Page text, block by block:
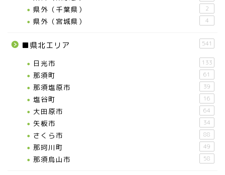
県外（千葉県） 2
県外（宮城県） 4
■県北エリア 541
日光市 133
那須町 61
那須塩原市 39
塩谷町 16
大田原市 64
矢板市 34
さくら市 88
那珂川町 49
那須烏山市 58